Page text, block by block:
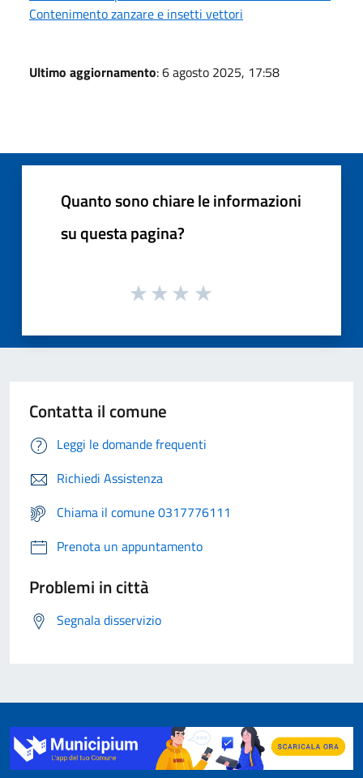
Contenimento zanzare e insetti vettori
Ultimo aggiornamento: 6 agosto 2025, 17:58
Quanto sono chiare le informazioni
su questa pagina?
Contatta il comune
Leggi le domande frequenti
Richiedi Assistenza
Chiama il comune 0317776111
Prenota un appuntamento
Problemi in città
Segnala disservizio